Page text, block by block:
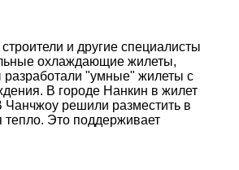
и другие специалисты
охлаждающие жилеты,
разработали "умные" жилеты с
В городе Нанкин в жилет
Чанчжоу решили разместить в
тепло. Это поддерживает